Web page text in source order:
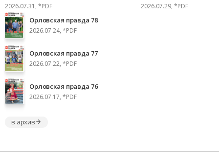
2026.07.31, *PDF 2026.07.29, *PDF
Орловская правда 78
2026.07.24, *PDF
Орловская правда 77
2026.07.22, *PDF
Орловская правда 76
2026.07.17, *PDF
в архив